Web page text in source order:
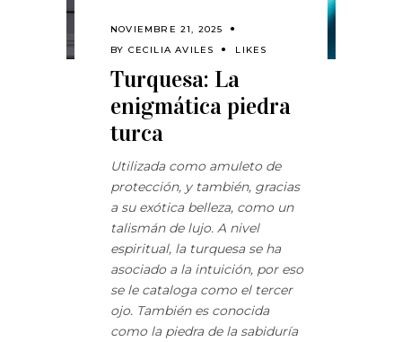
NOVIEMBRE 21, 2025
BY CECILIA AVILES LIKES
Turquesa: La
enigmática piedra
turca
Utilizada como amuleto de
protección, y también, gracias
a su exótica belleza, como un
talismán de lujo. A nivel
espiritual, la turquesa se ha
asociado a la intuición, por eso
se le cataloga como el tercer
ojo. También es conocida
como la piedra de la sabiduría